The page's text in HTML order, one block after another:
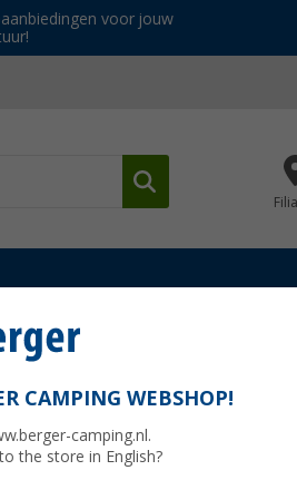
voor jouw
bagagespannerset 6-delig met
2x600 / 2x800 /
CAMPING WEBSHOP!
camping.nl.
the store in English?